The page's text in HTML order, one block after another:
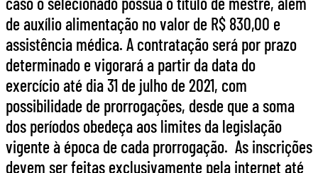
de auxílio alimentação no valor de R$ 830,00 e
assistência médica. A contratação será por prazo
determinado e vigorará a partir da data do
exercício até dia 31 de julho de 2021, com
possibilidade de prorrogações, desde que a soma
dos períodos obedeça aos limites da legislação
vigente à época de cada prorrogação. As inscrições
devem ser feitas exclusivamente pela internet até